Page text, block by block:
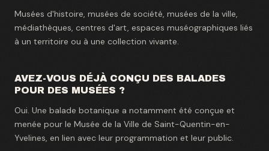
Musées d'histoire, musées de société, musées de la ville,
médiathèques, centres d'art, espaces muséographiques liés
à un territoire ou à une collection vivante.
AVEZ-VOUS DÉJÀ CONÇU DES BALADES
POUR DES MUSÉES ?
Oui. Une balade botanique a notamment été conçue et
menée pour le Musée de la Ville de Saint-Quentin-en-
Yvelines, en lien avec leur programmation et leur public.